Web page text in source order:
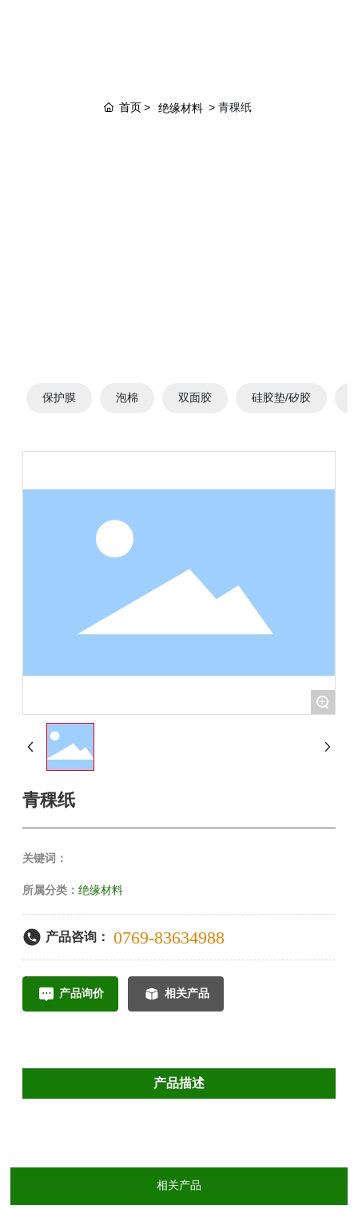
首页 绝缘材料 青稞纸
保护膜 泡棉 双面胶 硅胶垫/矽胶
+
青稞纸
关键词：
所属分类：绝缘材料
产品咨询： 0769-83634988
产品询价 相关产品
产品描述
相关产品